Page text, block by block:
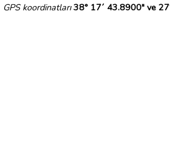
GPS koordinatları 38° 17´ 43.8900" ve